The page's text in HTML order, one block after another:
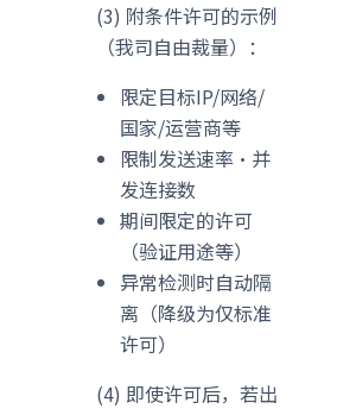
(3) 附条件许可的示例
（我司自由裁量）：
限定目标IP/网络/
国家/运营商等
限制发送速率·并
发连接数
期间限定的许可
（验证用途等）
异常检测时自动隔
离（降级为仅标准
许可）
(4) 即使许可后，若出